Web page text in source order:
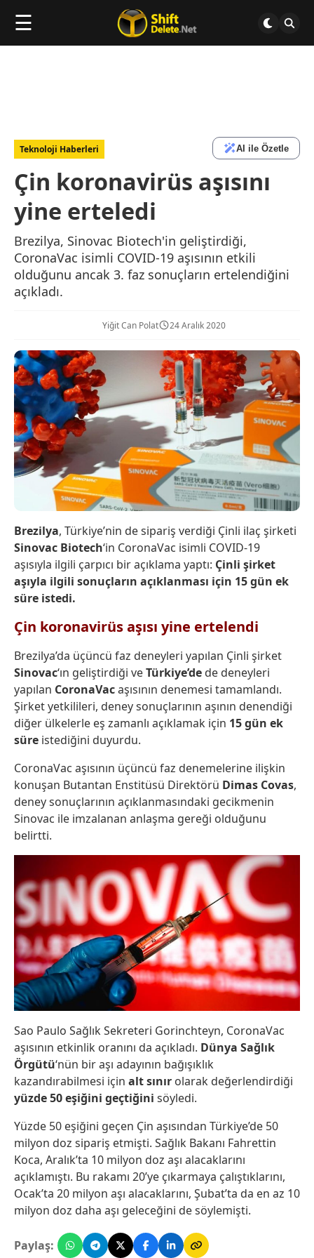
☰
Teknoloji Haberleri AI ile Özetle
Çin koronavirüs aşısını
yine erteledi
Brezilya, Sinovac Biotech'in geliştirdiği,
CoronaVac isimli COVID-19 aşısının etkili
olduğunu ancak 3. faz sonuçların ertelendiğini
açıkladı.
Yiğit Can Polat 24 Aralık 2020
Brezilya, Türkiye’nin de sipariş verdiği Çinli ilaç şirketi
Sinovac Biotech‘in CoronaVac isimli COVID-19
aşısıyla ilgili çarpıcı bir açıklama yaptı: Çinli şirket
aşıyla ilgili sonuçların açıklanması için 15 gün ek
süre istedi.
Çin koronavirüs aşısı yine ertelendi
Brezilya’da üçüncü faz deneyleri yapılan Çinli şirket
Sinovac‘ın geliştirdiği veTürkiye’de de deneyleri
yapılan CoronaVacaşısının denemesi tamamlandı.
Şirket yetkilileri, deney sonuçlarının aşının denendiği
diğer ülkelerle eş zamanlı açıklamak için 15 gün ek
süre istediğini duyurdu.
CoronaVac aşısının üçüncü faz denemelerine ilişkin
konuşan Butantan Enstitüsü Direktörü Dimas Covas,
deney sonuçlarının açıklanmasındaki gecikmenin
Sinovac ile imzalanan anlaşma gereği olduğunu
belirtti.
Sao Paulo Sağlık Sekreteri Gorinchteyn, CoronaVac
aşısının etkinlik oranını da açıkladı. Dünya Sağlık
Örgütü‘nün bir aşı adayının bağışıklık
kazandırabilmesi için alt sınır olarak değerlendirdiği
yüzde 50 eşiğini geçtiğini söyledi.
Yüzde 50 eşiğini geçen Çin aşısından Türkiye’de 50
milyon doz sipariş etmişti. Sağlık Bakanı Fahrettin
Koca, Aralık’ta 10 milyon doz aşı alacaklarını
açıklamıştı. Bu rakamı 20’ye çıkarmaya çalıştıklarını,
Ocak’ta 20 milyon aşı alacaklarını, Şubat’ta da en az 10
milyon doz daha aşı geleceğini de söylemişti.
Paylaş: